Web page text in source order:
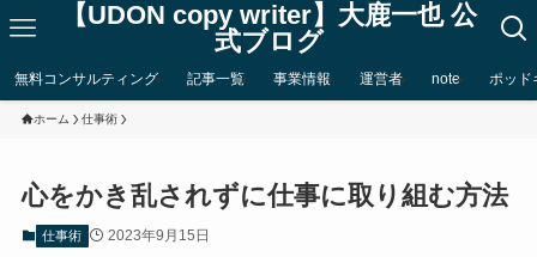
【UDON copy writer】大鹿一也 公
式ブログ
無料コンサルティング 記事一覧 事業情報 運営者 note ポッド
ホーム 仕事術
心をかき乱されずに仕事に取り組む方法
仕事術 2023年9月15日